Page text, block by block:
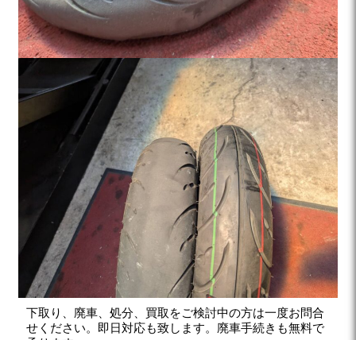
下取り、廃車、処分、買取をご検討中の方は一度お問合
せください。即日対応も致します。廃車手続きも無料で